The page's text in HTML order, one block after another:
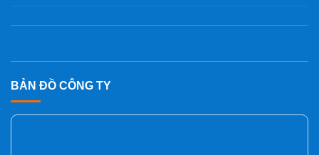
BẢN ĐỒ CÔNG TY